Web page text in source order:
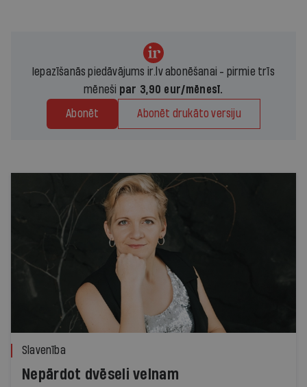
Iepazīšanās piedāvājums ir.lv abonēšanai - pirmie trīs
mēneši par 3,90 eur/mēnesī.
Abonēt Abonēt drukāto versiju
Slavenība
Nepārdot dvēseli velnam